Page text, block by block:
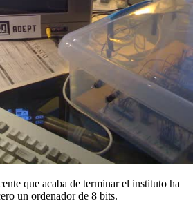
que acaba de terminar el instituto ha
un ordenador de 8 bits.